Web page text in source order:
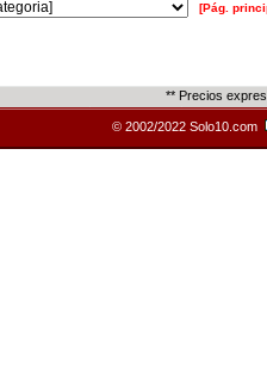
[Pág.
** Precios
© 2002/2022 Solo10.com